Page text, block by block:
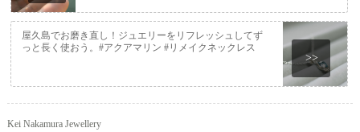
>>
屋久島でお磨き直し！ジュエリーをリフレッシュしてず
っと長く使おう。#アクアマリン #リメイクネックレス
Kei Nakamura Jewellery